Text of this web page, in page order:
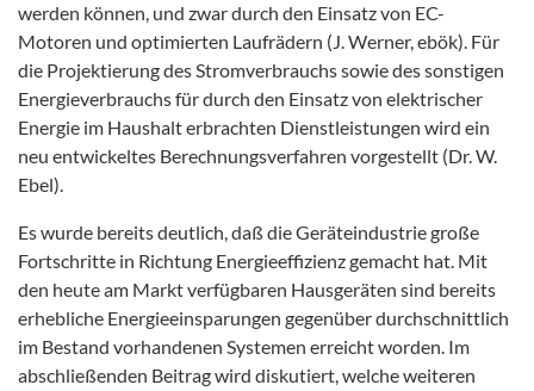
werden können, und zwar durch den Einsatz von EC-
Motoren und optimierten Laufrädern (J. Werner, ebök). Für
die Projektierung des Stromverbrauchs sowie des sonstigen
Energieverbrauchs für durch den Einsatz von elektrischer
Energie im Haushalt erbrachten Dienstleistungen wird ein
neu entwickeltes Berechnungsverfahren vorgestellt (Dr. W.
Ebel).
Es wurde bereits deutlich, daß die Geräteindustrie große
Fortschritte in Richtung Energieeffizienz gemacht hat. Mit
den heute am Markt verfügbaren Hausgeräten sind bereits
erhebliche Energieeinsparungen gegenüber durchschnittlich
im Bestand vorhandenen Systemen erreicht worden. Im
abschließenden Beitrag wird diskutiert, welche weiteren